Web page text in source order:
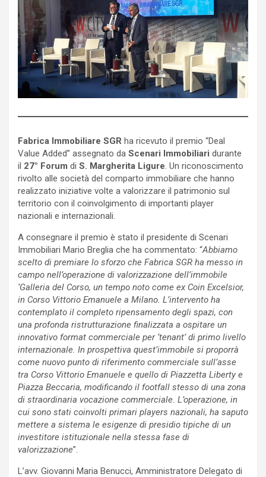
Fabrica Immobiliare SGR ha ricevuto il premio “Deal
Value Added” assegnato da Scenari Immobiliari durante
il 27° Forum di S. Margherita Ligure. Un riconoscimento
rivolto alle società del comparto immobiliare che hanno
realizzato iniziative volte a valorizzare il patrimonio sul
territorio con il coinvolgimento di importanti player
nazionali e internazionali.
A consegnare il premio è stato il presidente di Scenari
Immobiliari Mario Breglia che ha commentato: “Abbiamo
scelto di premiare lo sforzo che Fabrica SGR ha messo in
campo nell’operazione di valorizzazione dell’immobile
‘Galleria del Corso, un tempo noto come ex Coin Excelsior,
in Corso Vittorio Emanuele a Milano. L’intervento ha
contemplato il completo ripensamento degli spazi, con
una profonda ristrutturazione finalizzata a ospitare un
innovativo format commerciale per ‘tenant’ di primo livello
internazionale. In prospettiva quest’immobile si proporrà
come nuovo punto di riferimento commerciale sull’asse
tra Corso Vittorio Emanuele e quello di Piazzetta Liberty e
Piazza Beccaria, modificando il footfall stesso di una zona
di straordinaria vocazione commerciale. L’operazione, in
cui sono stati coinvolti primari players nazionali, ha saputo
mettere a sistema le esigenze di presidio tipiche di un
investitore istituzionale nella stessa fase di
valorizzazione”.
L’avv. Giovanni Maria Benucci, Amministratore Delegato di